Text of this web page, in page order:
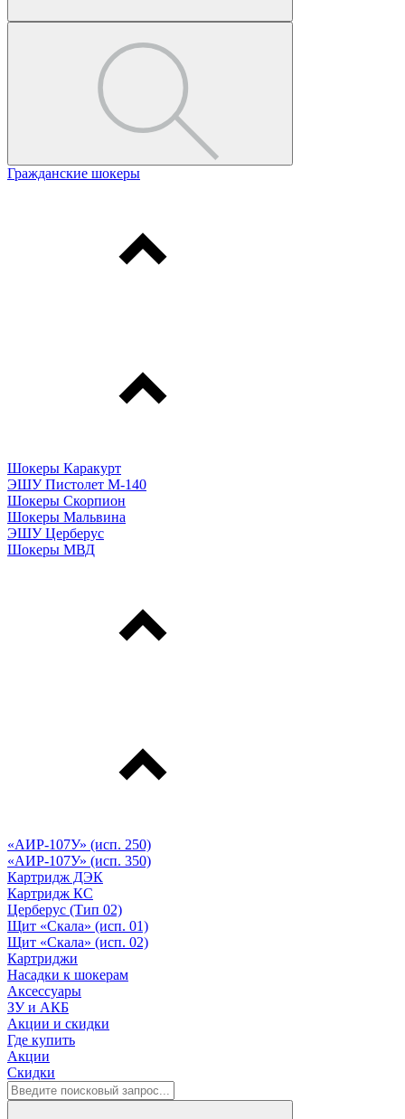
Гражданские шокеры
Шокеры Каракурт
ЭШУ Пистолет М-140
Шокеры Скорпион
Шокеры Мальвина
ЭШУ Церберус
Шокеры МВД
«АИР-107У» (исп. 250)
«АИР-107У» (исп. 350)
Картридж ДЭК
Картридж КС
Церберус (Тип 02)
Щит «Скала» (исп. 01)
Щит «Скала» (исп. 02)
Картриджи
Насадки к шокерам
Аксессуары
ЗУ и АКБ
Акции и скидки
Где купить
Акции
Скидки